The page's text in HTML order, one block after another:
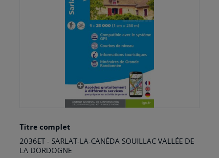
to
the
Titre complet
2036ET - SARLAT-LA-CANÉDA SOUILLAC VALLÉE DE
LA DORDOGNE